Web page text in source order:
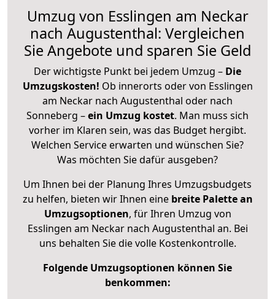
Umzug von Esslingen am Neckar
nach Augustenthal: Vergleichen
Sie Angebote und sparen Sie Geld
Der wichtigste Punkt bei jedem Umzug – Die
Umzugskosten! Ob innerorts oder von Esslingen
am Neckar nach Augustenthal oder nach
Sonneberg –ein Umzug kostet. Man muss sich
vorher im Klaren sein, was das Budget hergibt.
Welchen Service erwarten und wünschen Sie?
Was möchten Sie dafür ausgeben?
Um Ihnen bei der Planung Ihres Umzugsbudgets
zu helfen, bieten wir Ihnen eine breite Palette an
Umzugsoptionen, für Ihren Umzug von
Esslingen am Neckar nach Augustenthal an. Bei
uns behalten Sie die volle Kostenkontrolle.
Folgende Umzugsoptionen können Sie
benkommen: